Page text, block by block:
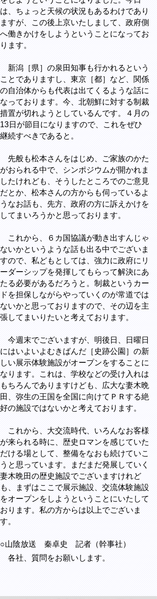
は、ちょっと天候の状況もあるわけであり
ますが、この後上京いたしまして、政府側
へ働きかけをしようということになってお
ります。
新潟［県］の泉田知事も行かれるという
ことでありますし、東京［都］など、関係
の自治体からも代表は出てくるような話に
なっております。今、北朝鮮に対する制裁
措置が切れようとしているんです。４月の
13日が節目になりますので、これをぜひ
継続すべきであると。
先般も松本さんをはじめ、ご家族のかた
がおられる中で、シンポジウムが開かれま
したけれども、そうしたところでのご意見
だとか、松本さんの方からも伺っているよ
うなお話も、先方、政府の方に訴えかけを
してまいろうかと思っております。
これから、６カ国協議が動き出すんじゃ
ないかというような話も出る中でございま
すので、私どもとしては、強力に政府にリ
ーダーシップを発揮してもらって解決にあ
たる必要があるだろうと。制裁というカー
ドを担保しながらやっていくのが常道では
ないかと思っておりますので、その辺を主
張してまいりたいと考えております。
今週末でございますが、明後日、日曜日
にはいよいよむきばんだ［史跡公園］の新
しい展示体験施設がオープンをすることに
なります。これは、学校などの受け入れは
もちろんでありますけども、広大な妻木晩
田、弥生の王国を全国に向けてＰＲする絶
好の施設ではないかと考えております。
これから、大交流時代、いろんなお客様
が来られる時に、歴史ロマンを感じていた
だける場として、整備をなおも続けていこ
うと思っています。まだまだ発展していく
妻木晩田の歴史施設でございますけれど
も、まずはここで展示施設、交流体験施設
をオープンをしようということにいたして
おります。私の方からは以上でございま
す。
○山陰放送 秦卓史 記者（幹事社）
各社、質問をお願いします。